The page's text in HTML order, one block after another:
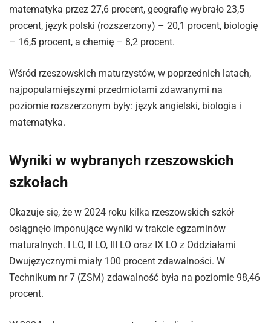
matematyka przez 27,6 procent, geografię wybrało 23,5
procent, język polski (rozszerzony) – 20,1 procent, biologię
– 16,5 procent, a chemię – 8,2 procent.
Wśród rzeszowskich maturzystów, w poprzednich latach,
najpopularniejszymi przedmiotami zdawanymi na
poziomie rozszerzonym były: język angielski, biologia i
matematyka.
Wyniki w wybranych rzeszowskich
szkołach
Okazuje się, że w 2024 roku kilka rzeszowskich szkół
osiągnęło imponujące wyniki w trakcie egzaminów
maturalnych. I LO, II LO, III LO oraz IX LO z Oddziałami
Dwujęzycznymi miały 100 procent zdawalności. W
Technikum nr 7 (ZSM) zdawalność była na poziomie 98,46
procent.